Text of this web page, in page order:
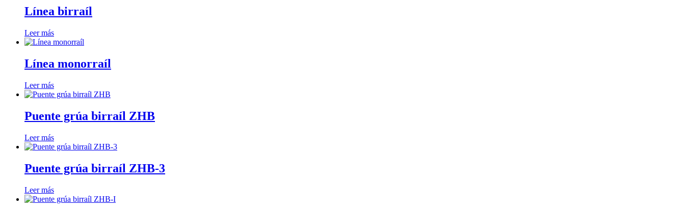
Línea birraíl
Leer más
Línea monorraíl
Leer más
Puente grúa birraíl ZHB
Leer más
Puente grúa birraíl ZHB-3
Leer más